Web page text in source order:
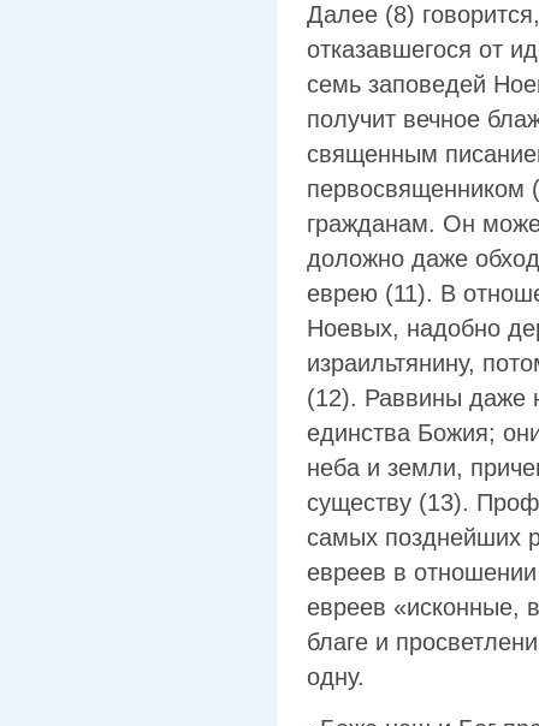
Далее (8)
отказавшегося от
семь заповедей
получит вечное
священным
первосвященником
гражданам. Он
доложно даже
еврею (11). В
Ноевых, надобно
израильтянину,
(12). Раввины даже
единства Божия;
неба и земли,
существу (13).
самых позднейших
евреев в
евреев «исконные,
благе и
одну.